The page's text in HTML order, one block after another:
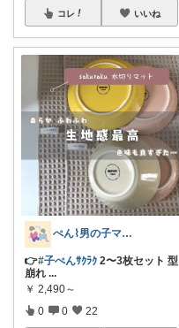
コレ いいね
ぺん⌇男の子ママの暮らしと推し
👉#子ぺんｻｸﾗｸ 2〜3枚セット 型
崩れ ...
￥ 2,490～
0 0 22